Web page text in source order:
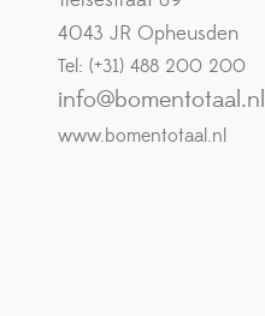
4043 JR Opheusden
Tel: (+31) 488 200 200
info@bomentotaal.nl
www.bomentotaal.nl